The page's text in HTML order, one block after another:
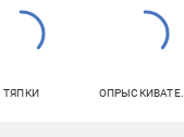
ТЯПКИ ОПРЫСКИВАТЕЛИ